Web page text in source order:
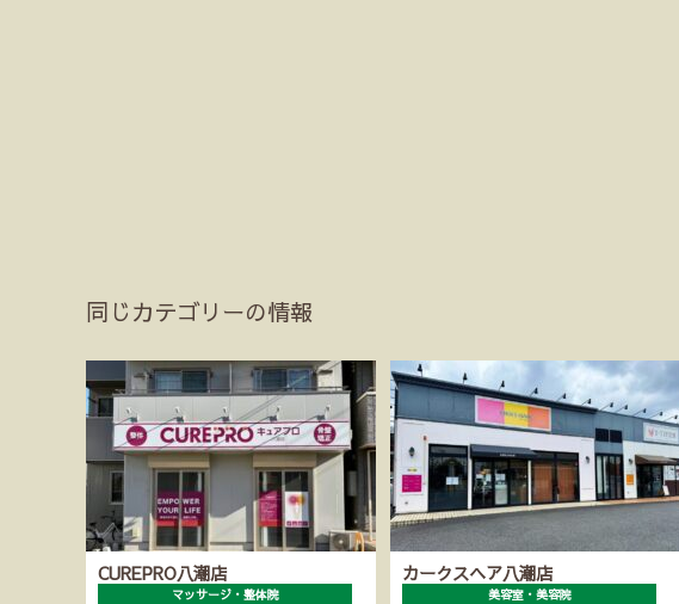
同じカテゴリーの情報
CUREPRO八潮店
マッサージ・整体院
カークスヘア八潮店
美容室・美容院